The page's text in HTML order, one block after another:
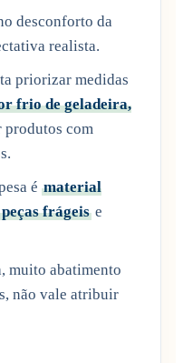
desconforto da
realista.
priorizar medidas
frio de geladeira,
produtos com
é material
frágeis e
muito abatimento
não vale atribuir